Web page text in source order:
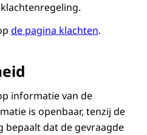
de pagina klachten.
informatie van de
is openbaar, tenzij de
bepaalt dat de gevraagde